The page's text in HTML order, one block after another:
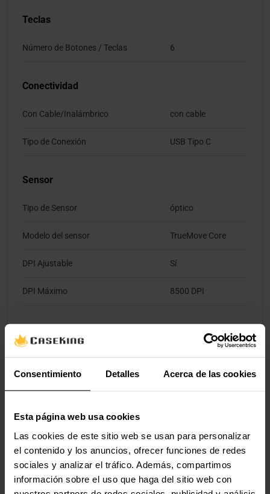
Consentimiento Detalles Acerca de las cookies
Esta página web usa cookies
Las cookies de este sitio web se usan para personalizar
el contenido y los anuncios, ofrecer funciones de redes
sociales y analizar el tráfico. Además, compartimos
información sobre el uso que haga del sitio web con
Teclas
Número de Botones / Teclas 6
Conectividad
Con Cable/Inalámbrico con cable
Tipo de Conexión USB Tipo C
Sensor
Tipo de Sensor óptico
Modelo del sensor TrueMove Core
DPI Ajustable Sí
DPI Máximo 8500 DPI
Layout del Ratón diestro
Iluminación
Iluminación / RGB Sí
Color de Iluminación RGB